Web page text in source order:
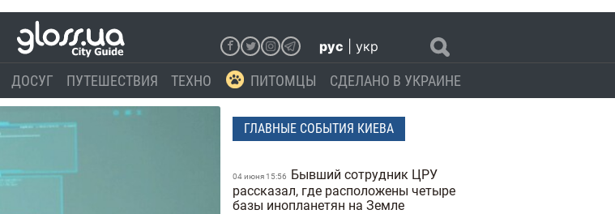
рус укр
ДОСУГ ПУТЕШЕСТВИЯ ТЕХНО ПИТОМЦЫ СДЕЛАНО В УКРАИНЕ
ГЛАВНЫЕ СОБЫТИЯ КИЕВА
04 июня 15:56
Бывший сотрудник ЦРУ
рассказал, где расположены четыре
базы инопланетян на Земле